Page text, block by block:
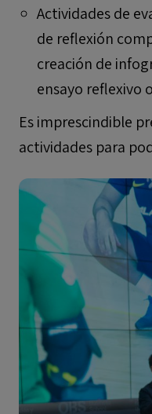
Actividades de
de reflexión
creación de
ensayo reflexivo
Es imprescindible
actividades para